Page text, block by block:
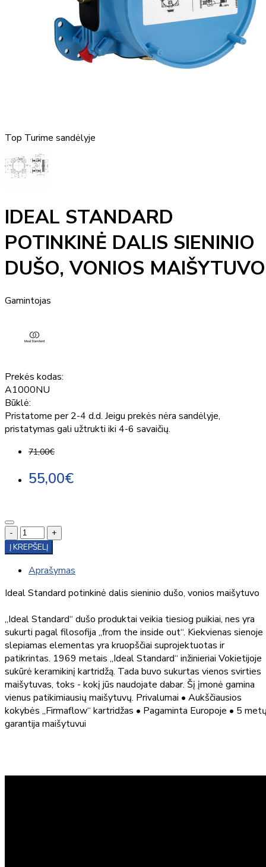
Top Turime sandėlyje
IDEAL STANDARD
POTINKINĖ DALIS SIENINIO
DUŠO, VONIOS MAIŠYTUVO
Gamintojas
Prekės kodas:
A1000NU
Būklė:
Pristatome per 2-4 d.d. Jeigu prekės nėra sandėlyje,
pristatymas gali užtrukti iki 4-6 savaičių.
71,00€
55,00€
-
+
Į KREPŠELĮ
Aprašymas
Ideal Standard potinkinė dalis sieninio dušo, vonios maišytuvo
„Ideal Standard“ dušo produktai veikia tiesiog puikiai, nes yra
sukurti pagal filosofija „from the inside out“. Kiekvienas sienoje
slepiamas elementas yra kruopščiai suprojektuotas ir
patikrintas. 1969 metais „Ideal Standard“ inžinieriai Vokietijoje
sukūrė keramikinį kartridžą. Tada buvo sukurtas vienos svirties
maišytuvas, toks - kokį jūs naudojate dabar. Šį įmonė gamina
vienus patikimiausių maišytuvų. Privalumai • Aukščiausios
kokybės „Firmaflow“ kartridžas • Pagaminta Europoje • 5
garantija maišytuvui